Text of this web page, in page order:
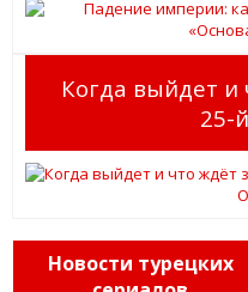
Когда выйдет и
25-
Новости турецких